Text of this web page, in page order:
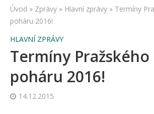
Úvod » Zprávy » Hlavní zprávy » Termíny
poháru 2016!
HLAVNÍ ZPRÁVY
Termíny Pražského
poháru 2016!
14.12.2015